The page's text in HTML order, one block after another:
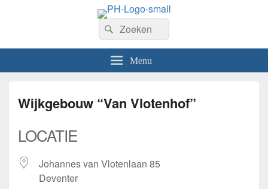
Welkom op de website van Postzegelvereniging PhilaHanze.
Zoeken
naar:
Zoeken
Menu
Wijkgebouw “Van Vlotenhof”
LOCATIE
Johannes van Vlotenlaan 85
Deventer